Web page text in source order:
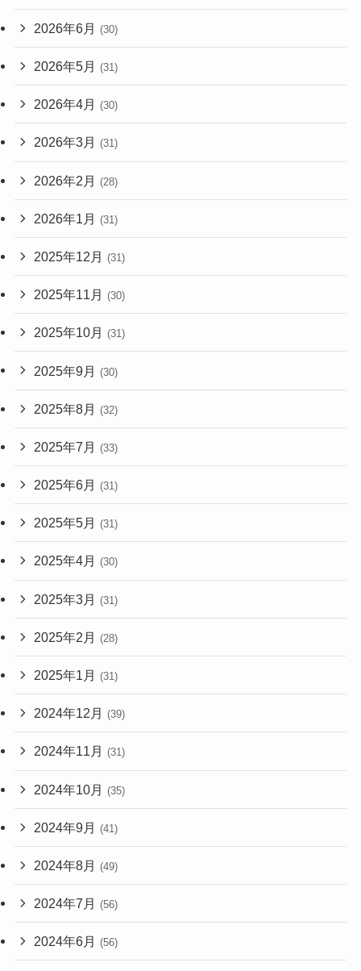
2026年6月 (30)
2026年5月 (31)
2026年4月 (30)
2026年3月 (31)
2026年2月 (28)
2026年1月 (31)
2025年12月 (31)
2025年11月 (30)
2025年10月 (31)
2025年9月 (30)
2025年8月 (32)
2025年7月 (33)
2025年6月 (31)
2025年5月 (31)
2025年4月 (30)
2025年3月 (31)
2025年2月 (28)
2025年1月 (31)
2024年12月 (39)
2024年11月 (31)
2024年10月 (35)
2024年9月 (41)
2024年8月 (49)
2024年7月 (56)
2024年6月 (56)